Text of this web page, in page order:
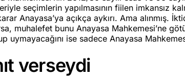
seçimlerin yapılmasının fiilen imkansız
Anayasa’ya açıkça aykırı. Ama alınmış.
muhalefet bunu Anayasa Mahkemesi’ne
uymayacağını ise sadece Anayasa
verseydi